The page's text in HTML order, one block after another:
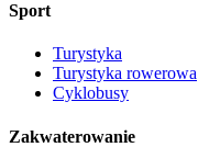
Sport
Turystyka
Turystyka rowerowa
Cyklobusy
Zakwaterowanie